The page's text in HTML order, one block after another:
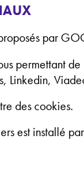
par
permettant
Linkedin,
des cookies.
est installé